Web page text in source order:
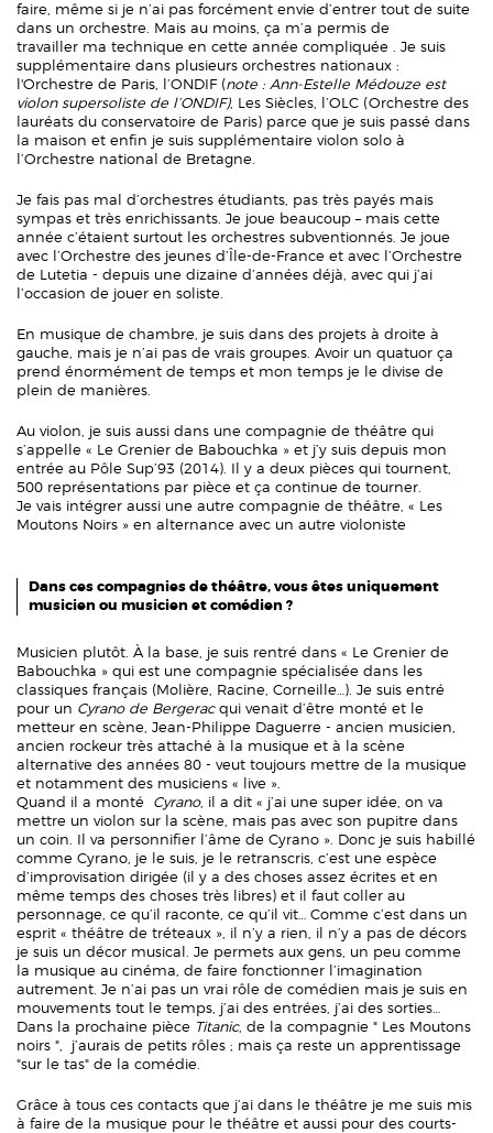
faire, même si je n’ai pas forcément envie d’entrer tout de suite
dans un orchestre. Mais au moins, ça m’a permis de
travailler ma technique en cette année compliquée . Je suis
supplémentaire dans plusieurs orchestres nationaux :
l'Orchestre de Paris, l’ONDIF (note : Ann-Estelle Médouze est
violon supersoliste de l’ONDIF), Les Siècles, l’OLC (Orchestre des
lauréats du conservatoire de Paris) parce que je suis passé dans
la maison et enfin je suis supplémentaire violon solo à
l’Orchestre national de Bretagne.
Je fais pas mal d’orchestres étudiants, pas très payés mais
sympas et très enrichissants. Je joue beaucoup – mais cette
année c’étaient surtout les orchestres subventionnés. Je joue
avec l’Orchestre des jeunes d’Île-de-France et avec l’Orchestre
de Lutetia - depuis une dizaine d’années déjà, avec qui j’ai
l’occasion de jouer en soliste.
En musique de chambre, je suis dans des projets à droite à
gauche, mais je n’ai pas de vrais groupes. Avoir un quatuor ça
prend énormément de temps et mon temps je le divise de
plein de manières.
Au violon, je suis aussi dans une compagnie de théâtre qui
s’appelle « Le Grenier de Babouchka » et j’y suis depuis mon
entrée au Pôle Sup’93 (2014). Il y a deux pièces qui tournent,
500 représentations par pièce et ça continue de tourner.
Je vais intégrer aussi une autre compagnie de théâtre, « Les
Moutons Noirs » en alternance avec un autre violoniste
Dans ces compagnies de théâtre, vous êtes uniquement
musicien ou musicien et comédien ?
Musicien plutôt. À la base, je suis rentré dans « Le Grenier de
Babouchka » qui est une compagnie spécialisée dans les
classiques français (Molière, Racine, Corneille…). Je suis entré
pour un Cyrano de Bergerac qui venait d’être monté et le
metteur en scène, Jean-Philippe Daguerre - ancien musicien,
ancien rockeur très attaché à la musique et à la scène
alternative des années 80 - veut toujours mettre de la musique
et notamment des musiciens « live ».
Quand il a monté Cyrano, il a dit « j’ai une super idée, on va
mettre un violon sur la scène, mais pas avec son pupitre dans
un coin. Il va personnifier l’âme de Cyrano ». Donc je suis habillé
comme Cyrano, je le suis, je le retranscris, c’est une espèce
d’improvisation dirigée (il y a des choses assez écrites et en
même temps des choses très libres) et il faut coller au
personnage, ce qu’il raconte, ce qu’il vit… Comme c’est dans un
esprit « théâtre de tréteaux », il n’y a rien, il n’y a pas de décors
je suis un décor musical. Je permets aux gens, un peu comme
la musique au cinéma, de faire fonctionner l’imagination
autrement. Je n’ai pas un vrai rôle de comédien mais je suis en
mouvements tout le temps, j’ai des entrées, j’ai des sorties…
Dans la prochaine pièce Titanic, de la compagnie " Les Moutons
noirs ", j’aurais de petits rôles ; mais ça reste un apprentissage
"sur le tas" de la comédie.
Grâce à tous ces contacts que j’ai dans le théâtre je me suis mis
à faire de la musique pour le théâtre et aussi pour des courts-